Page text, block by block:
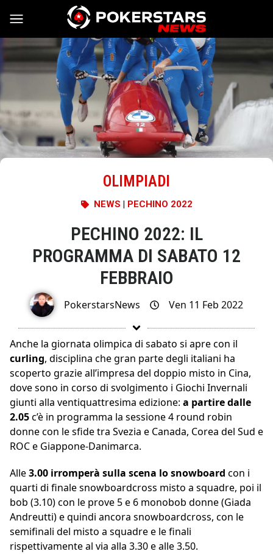
Vai al contenuto
OLIMPIADI
NEWS | PECHINO 2022
PECHINO 2022: IL
PROGRAMMA DI SABATO 12
FEBBRAIO
PokerstarsNews Ven 11 Feb 2022
Anche la giornata olimpica di sabato si apre con il
curling, disciplina che gran parte degli italiani ha
scoperto grazie all’impresa del doppio misto in Cina,
dove sono in corso di svolgimento i Giochi Invernali
giunti alla ventiquattresima edizione: a partire dalle
2.05c’è in programma la sessione 4 round robin
donne con le sfide tra Svezia e Canada, Corea del Sud e
ROC e Giappone-Danimarca.
Alle3.00 irromperà sulla scena lo snowboard con i
quarti di finale snowboardcross misto a squadre, poi il
bob (3.10) con le prove 5 e 6 monobob donne (Giada
Andreutti) e quindi ancora snowboardcross, con le
semifinali del misto a squadre e le finali
rispettivamente al via alla 3.30 e alle 3.50.